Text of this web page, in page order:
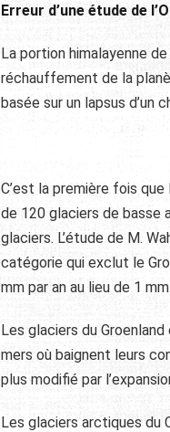
Erreur d’une étude de
La portion himalayenne
réchauffement de la
basée sur un lapsus d’un
C’est la première fois
de 120 glaciers de basse
glaciers. L’étude de M.
catégorie qui exclut le
mm par an au lieu de 1 mm.
Les glaciers du
mers où baignent leurs
plus modifié par
Les glaciers arctiques du